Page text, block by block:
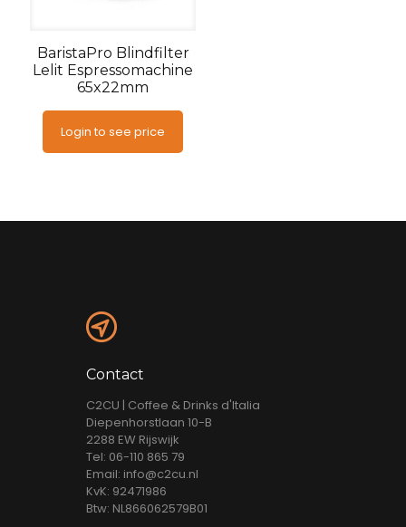
BaristaPro Blindfilter
Lelit Espressomachine
65x22mm
Login to see price
Contact
C2CU | Coffee & Drinks d'Italia
Diepenhorstlaan 10-B
2288 EW Rijswijk
Tel: 06-110 865 79
Email: info@c2cu.nl
KvK: 92471986
Btw: NL866062579B01